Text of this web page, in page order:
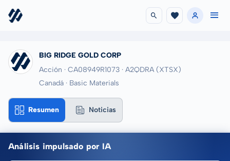
BIG RIDGE GOLD CORP
Acción · CA08949R1073 · A2QDRA (XTSX)
Canadá · Basic Materials
Resumen Noticias
Análisis impulsado por IA